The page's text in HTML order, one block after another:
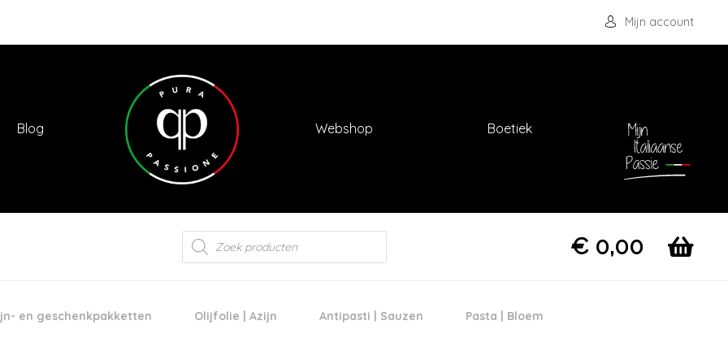
Mijn account
Blog Webshop Boetiek
Products
search € 0,00
en geschenkpakketten Olijfolie | Azijn Antipasti | Sauzen Pasta | Bloem